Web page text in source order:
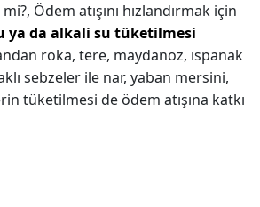
Ödem atışını hızlandırmak için
ya da alkali su tüketilmesi
roka, tere, maydanoz, ıspanak
sebzeler ile nar, yaban mersini,
tüketilmesi de ödem atışına katkı